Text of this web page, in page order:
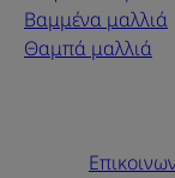
Βαμμένα μαλλιά
Θαμπά μαλλιά